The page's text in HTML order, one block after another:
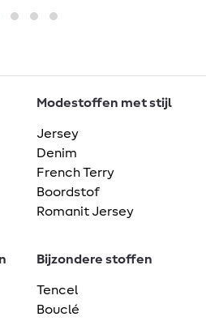
Modestoffen met stijl
Jersey
Denim
French Terry
Boordstof
Romanit Jersey
Bijzondere stoffen
Tencel
Bouclé